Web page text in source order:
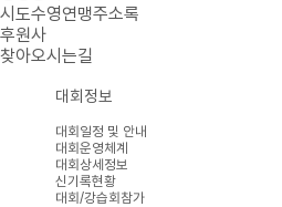
시도수영연맹주소록
후원사
찾아오시는길
대회정보
대회일정 및 안내
대회운영체계
대회상세정보
신기록현황
대회/강습회참가